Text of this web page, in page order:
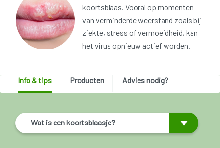
koortsblaas. Vooral op momenten
van verminderde weerstand zoals bij
ziekte, stress of vermoeidheid, kan
het virus opnieuw actief worden.
Info & tips Producten Advies nodig?
Wat is een koortsblaasje?